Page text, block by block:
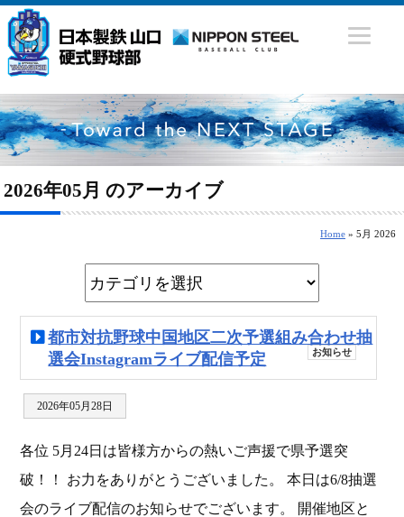
2026年05月 のアーカイブ
Home » 5月 2026
都市対抗野球中国地区二次予選組み合わせ抽
選会Instagramライブ配信予定
お知らせ
2026年05月28日
各位 5月24日は皆様方からの熱いご声援で県予選突
破！！ お力をありがとうございました。 本日は6/8抽選
会のライブ配信のお知らせでございます。 開催地区と